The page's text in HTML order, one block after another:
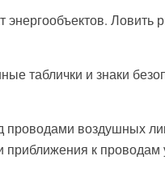
Ловить
таблички и знаки
воздушных
приближения к